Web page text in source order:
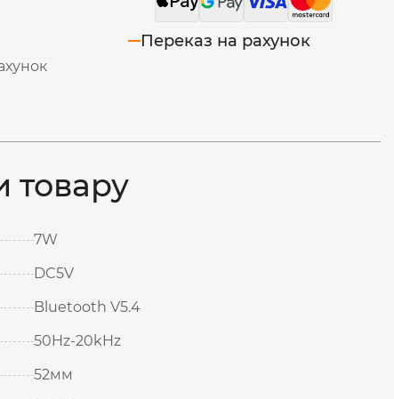
Переказ на рахунок
товару
7W
DC5V
Bluetooth V5.4
50Hz-20kHz
52мм